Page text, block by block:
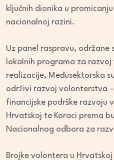
ključnih dionika u
nacionalnoj razini.
Uz panel raspravu, održane
lokalnih programa za
realizacije, Međusektorska
održivi razvoj volonterstva
financijske podrške razvoju
Hrvatskoj te Koraci prema
Nacionalnog odbora za
Brojke volontera u Hrvatskoj